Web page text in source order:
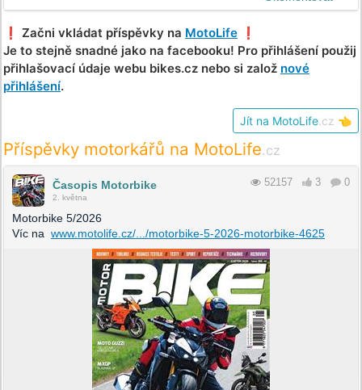
❗️ Začni vkládat příspěvky na MotoLife ❗️
Je to stejně snadné jako na facebooku! Pro přihlášení použij
přihlašovací údaje webu bikes.cz nebo si založ nové
přihlášení.
Jít na MotoLife .cz 👈
Příspěvky motorkářů na MotoLife.cz
Časopis Motorbike
2. května
52157 3 0
Motorbike 5/2026
Víc na www.motolife.cz/.../motorbike-5-2026-motorbike-4625